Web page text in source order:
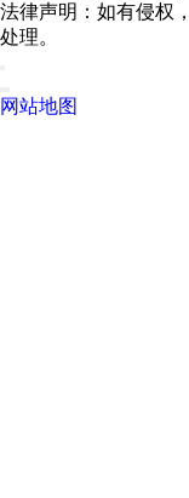
法律声明：如有侵权
处理。
网站地图